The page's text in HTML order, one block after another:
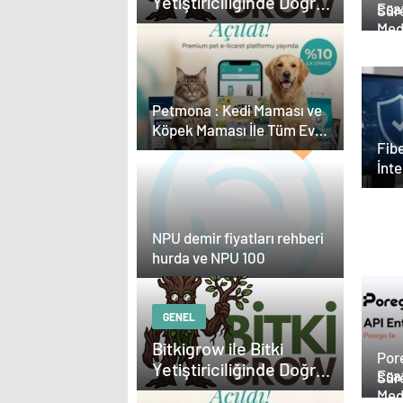
Ekipman ve Ürün
Seçimi
Petmona : Kedi Maması ve
Köpek Maması İle Tüm Evcil
Hayvan Ürünleri
NPU demir fiyatları rehberi
hurda ve NPU 100
GENEL
Bitkigrow ile Bitki
Yetiştiriciliğinde Doğru
Ekipman ve Ürün